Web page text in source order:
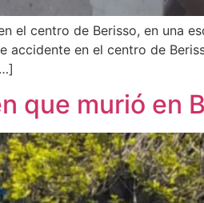
centro de Berisso, en una
en el centro de
que murió en